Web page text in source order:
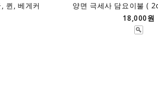
퀸, 베게커
양면 극세사 담요이불 (
18,000원